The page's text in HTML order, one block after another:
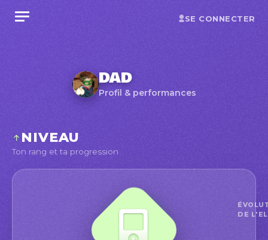
SE CONNECTER
DAD
Profil & performances
NIVEAU
Ton rang et ta progression
DE